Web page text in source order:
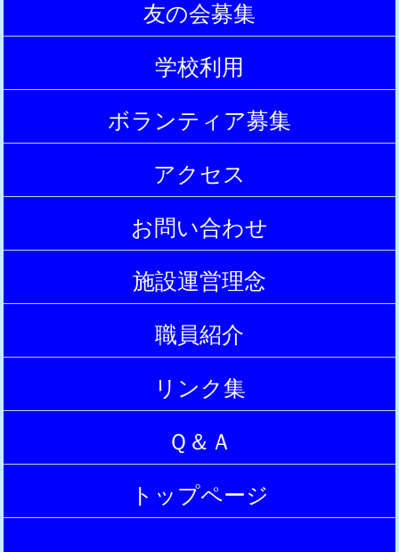
友の会募集
学校利用
ボランティア募集
アクセス
お問い合わせ
施設運営理念
職員紹介
リンク集
Ｑ＆Ａ
トップページ